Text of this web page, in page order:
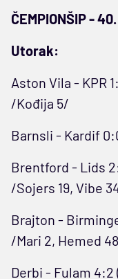
ČEMPIONŠIP -
Utorak:
Aston Vila - KPR
/Kođija 5/
Barnsli - Kardif
Brentford - Lids
/Sojers 19, Vibe
Brajton -
/Mari 2, Hemed
Derbi - Fulam 4:2